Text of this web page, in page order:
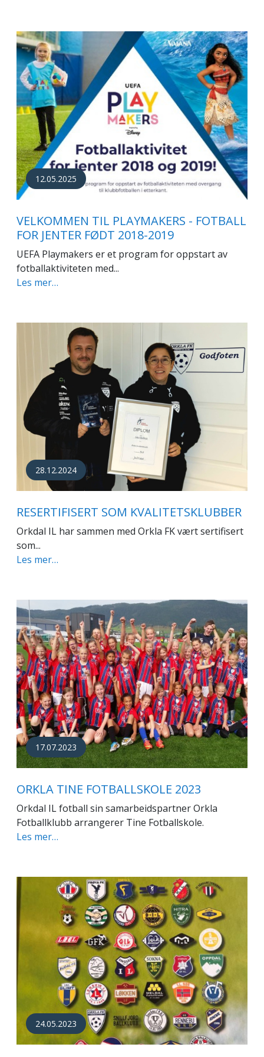
12.05.2025
VELKOMMEN TIL PLAYMAKERS - FOTBALL
FOR JENTER FØDT 2018-2019
UEFA Playmakers er et program for oppstart av
fotballaktiviteten med...
Les mer…
28.12.2024
RESERTIFISERT SOM KVALITETSKLUBBER
Orkdal IL har sammen med Orkla FK vært sertifisert
som...
Les mer…
17.07.2023
ORKLA TINE FOTBALLSKOLE 2023
Orkdal IL fotball sin samarbeidspartner Orkla
Fotballklubb arrangerer Tine Fotballskole.
Les mer…
24.05.2023